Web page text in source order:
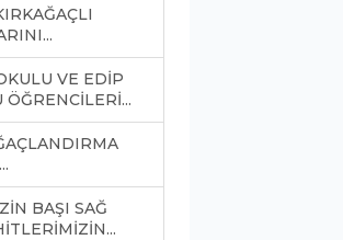
VE EDİP
ÖĞRENCİLERİ...
BAŞI SAĞ